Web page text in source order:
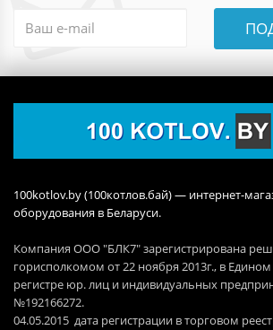
100kotlov.by (100котлов.бай) — интернет-
оборудования в Беларуси.
Компания ООО "БЛК7" зарегистрирована
горисполкомом от 22 ноября 2013г., в
регистре юр. лиц и индивидуальных
№192166272.
04.05.2015 дата регистрации в торговом